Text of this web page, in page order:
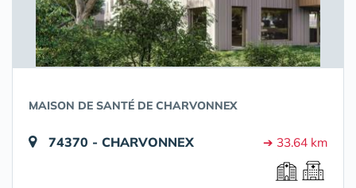
MAISON DE SANTÉ DE CHARVONNEX
74370 - CHARVONNEX ➔ 33.64 km